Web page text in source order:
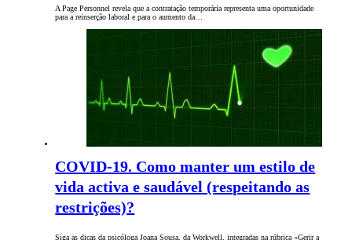
A Page Personnel revela que a contratação temporária representa uma oportunidade
para a reinserção laboral e para o aumento da…
COVID-19. Como manter um estilo de
vida activa e saudável (respeitando as
restrições)?
Siga as dicas da psicóloga Joana Sousa, da Workwell, integradas na rúbrica «Gerir a